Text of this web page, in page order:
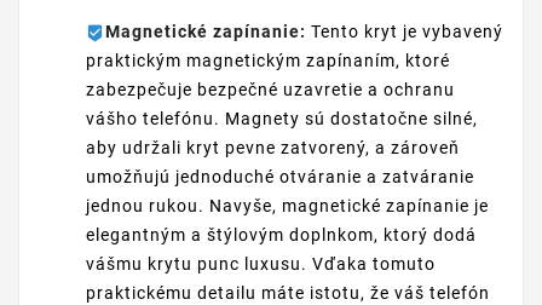
Magnetické zapínanie: Tento kryt je vybavený
praktickým magnetickým zapínaním, ktoré
zabezpečuje bezpečné uzavretie a ochranu
vášho telefónu. Magnety sú dostatočne silné,
aby udržali kryt pevne zatvorený, a zároveň
umožňujú jednoduché otváranie a zatváranie
jednou rukou. Navyše, magnetické zapínanie je
elegantným a štýlovým doplnkom, ktorý dodá
vášmu krytu punc luxusu. Vďaka tomuto
praktickému detailu máte istotu, že váš telefón